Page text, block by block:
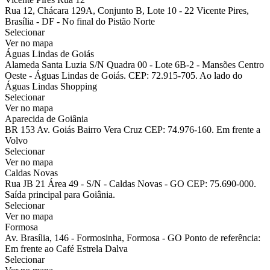
Rua 12, Chácara 129A, Conjunto B, Lote 10 - 22 Vicente Pires,
Brasília - DF - No final do Pistão Norte
Selecionar
Ver no mapa
Águas Lindas de Goiás
Alameda Santa Luzia S/N Quadra 00 - Lote 6B-2 - Mansões Centro
Oeste - Águas Lindas de Goiás. CEP: 72.915-705. Ao lado do
Águas Lindas Shopping
Selecionar
Ver no mapa
Aparecida de Goiânia
BR 153 Av. Goiás Bairro Vera Cruz CEP: 74.976-160. Em frente a
Volvo
Selecionar
Ver no mapa
Caldas Novas
Rua JB 21 Área 49 - S/N - Caldas Novas - GO CEP: 75.690-000.
Saída principal para Goiânia.
Selecionar
Ver no mapa
Formosa
Av. Brasília, 146 - Formosinha, Formosa - GO Ponto de referência:
Em frente ao Café Estrela Dalva
Selecionar